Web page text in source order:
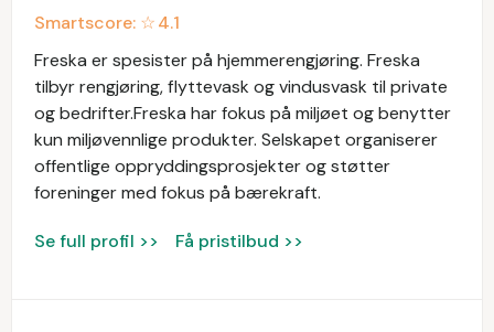
Smartscore: ☆4.1
Freska er spesister på hjemmerengjøring. Freska
tilbyr rengjøring, flyttevask og vindusvask til private
og bedrifter.Freska har fokus på miljøet og benytter
kun miljøvennlige produkter. Selskapet organiserer
offentlige oppryddingsprosjekter og støtter
foreninger med fokus på bærekraft.
Se full profil >> Få pristilbud >>